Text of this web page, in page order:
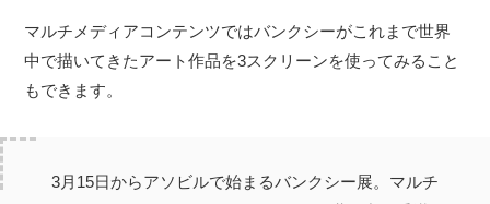
マルチメディアコンテンツではバンクシーがこれまで世界
中で描いてきたアート作品を3スクリーンを使ってみること
もできます。
3月15日からアソビルで始まるバンクシー展。マルチ